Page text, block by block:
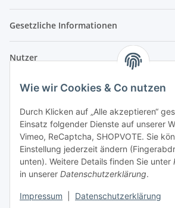
Wie wir Cookies & Co nutzen
Durch Klicken auf „Alle akzeptieren“
Einsatz folgender Dienste auf unserer
Vimeo, ReCaptcha, SHOPVOTE. Sie
Einstellung jederzeit ändern
unten). Weitere Details finden Sie unter
in unserer Datenschutzerklärung.
Impressum Datenschutzerklärung
Gesetzliche Informationen
Nutzer